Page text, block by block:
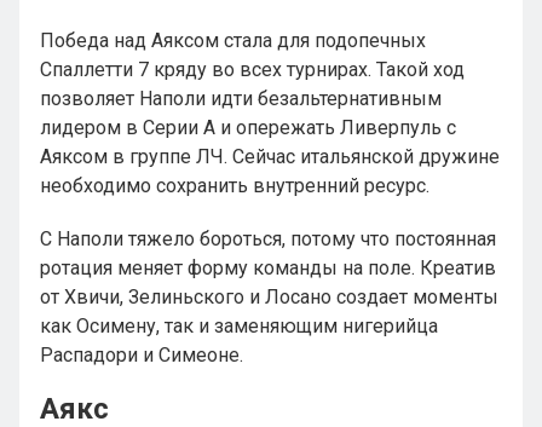
Победа над Аяксом стала для подопечных
Спаллетти 7 кряду во всех турнирах. Такой ход
позволяет Наполи идти безальтернативным
лидером в Серии А и опережать Ливерпуль с
Аяксом в группе ЛЧ. Сейчас итальянской дружине
необходимо сохранить внутренний ресурс.
С Наполи тяжело бороться, потому что постоянная
ротация меняет форму команды на поле. Креатив
от Хвичи, Зелиньского и Лосано создает моменты
как Осимену, так и заменяющим нигерийца
Распадори и Симеоне.
Аякс